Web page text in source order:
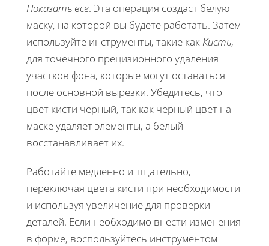
Показать все. Эта операция создаст белую
маску, на которой вы будете работать. Затем
используйте инструменты, такие как Кисть,
для точечного прецизионного удаления
участков фона, которые могут оставаться
после основной вырезки. Убедитесь, что
цвет кисти черный, так как черный цвет на
маске удаляет элементы, а белый
восстанавливает их.
Работайте медленно и тщательно,
переключая цвета кисти при необходимости
и используя увеличение для проверки
деталей. Если необходимо внести изменения
в форме, воспользуйтесь инструментом